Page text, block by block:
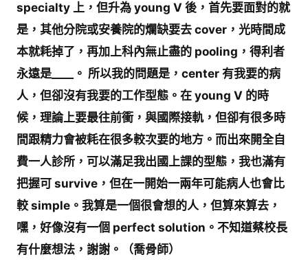
specialty 上，但升為 young V 後，首先要面對的就
是，其他分院或安養院的爛缺要去 cover，光時間成
本就耗掉了，再加上科內無止盡的 pooling，得利者
永遠是____。 所以我的問題是，center 有我要的病
人，但卻沒有我要的工作型態。在 young V 的時
候，理論上要最往前衝，與國際接軌，但卻有很多時
間跟精力會被耗在很多較次要的地方。而出來開全自
費一人診所，可以滿足我出國上課的型態，我也滿有
把握可 survive，但在一開始一兩年可能病人也會比
較 simple。我算是一個很會想的人，但算來算去，
嘿，好像沒有一個 perfect solution。不知道蔡校長
有什麼想法，謝謝。（喬骨師）